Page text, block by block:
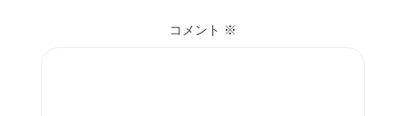
コメント ※